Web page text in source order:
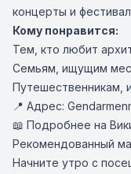
концерты и
Кому понравится:
Тем, кто любит
Семьям, ищущим
Путешественникам,
📍 Адрес:
📖 Подробнее на
Рекомендованный
Начните утро с